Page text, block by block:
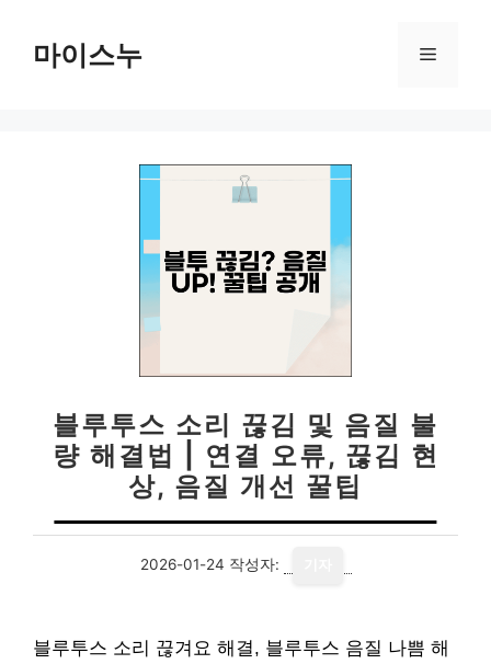
마이스누 메
블루투스 소리 끊김 및 음질 불
량 해결법 | 연결 오류, 끊김 현
상, 음질 개선 꿀팁
2026-01-24 작성자:
블루투스 소리 끊겨요 해결, 블루투스 음질 나쁨 해